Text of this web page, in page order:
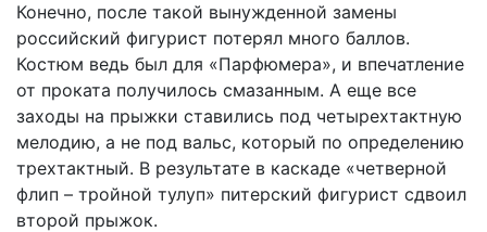
Конечно, после такой вынужденной замены
российский фигурист потерял много баллов.
Костюм ведь был для «Парфюмера», и впечатление
от проката получилось смазанным. А еще все
заходы на прыжки ставились под четырехтактную
мелодию, а не под вальс, который по определению
трехтактный. В результате в каскаде «четверной
флип – тройной тулуп» питерский фигурист сдвоил
второй прыжок.